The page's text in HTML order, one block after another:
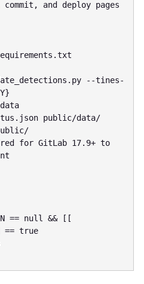
and deploy pages
--tines-
== true